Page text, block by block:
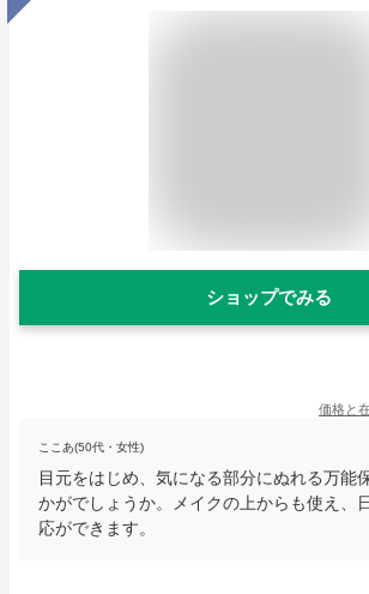
ショップでみる
価格と
ここあ(50代・女性)
目元をはじめ、気になる部分にぬれる万能
かがでしょうか。メイクの上からも使え、
応ができます。